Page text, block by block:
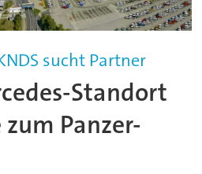
sucht Partner
Standort
Panzer-